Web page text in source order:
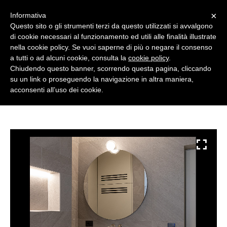
English
ABOUT US
2019 Arkof Collection
2018 Arkof Collection
2017 Arkof Collection
2015/2016 Arkof Collection
ANTIBACTERIAL SMARTDESK 20/21
DESIGNERS
NEWS/EVENTS
PRESS
×
Informativa
Questo sito o gli strumenti terzi da questo utilizzati si avvalgono
di cookie necessari al funzionamento ed utili alle finalità illustrate
nella cookie policy. Se vuoi saperne di più o negare il consenso
a tutti o ad alcuni cookie, consulta la cookie policy.
Chiudendo questo banner, scorrendo questa pagina, cliccando
su un link o proseguendo la navigazione in altra maniera,
acconsenti all’uso dei cookie.